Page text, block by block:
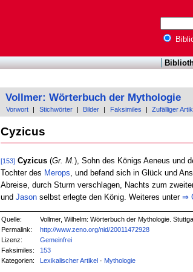
Vollmer: Wörterbuch der Mythologie
Vorwort Stichwörter Bilder Faksimiles Zufälliger
Cyzicus
[153] Cyzicus(Gr. M. ), Sohn des Königs Aeneus und
Tochter des Merops , und befand sich in Glück und
Abreise, durch Sturm verschlagen, Nachts zum
und Jasonselbst erlegte den König. Weiteres unter ⇒
Quelle:
Vollmer, Wilhelm: Wörterbuch der Mythologie.
Permalink:
http://www.zeno.org/nid/20011472928
Lizenz:
Gemeinfrei
Faksimiles:
153
Kategorien:
Lexikalischer Artikel · Mythologie